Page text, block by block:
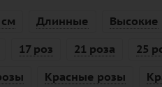
Длинные
Высокие
17 роз 21 роза 25
Красные розы